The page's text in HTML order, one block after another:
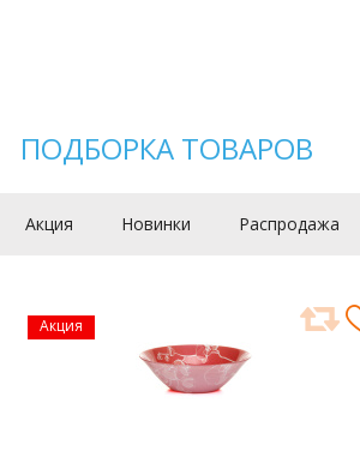
ПОДБОРКА ТОВАРОВ
Акция Новинки Распродажа
Акция